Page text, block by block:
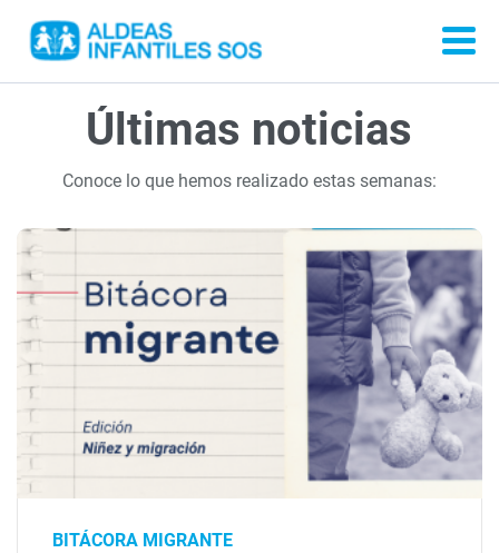
Últimas noticias
Conoce lo que hemos realizado estas semanas:
BITÁCORA MIGRANTE